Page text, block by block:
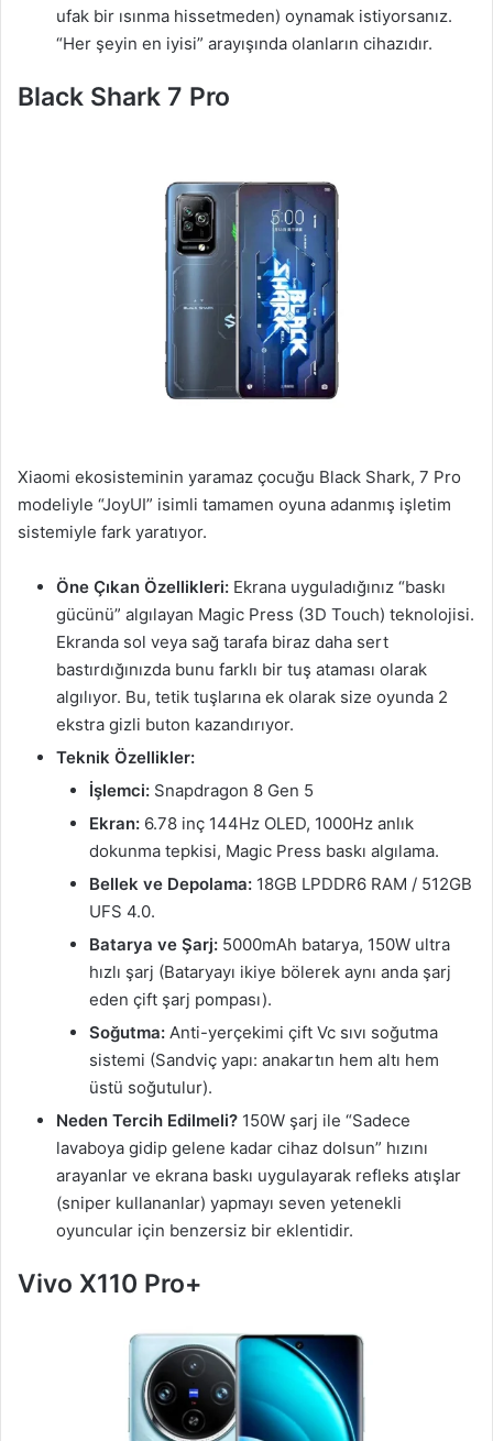
ufak bir ısınma hissetmeden) oynamak istiyorsanız.
“Her şeyin en iyisi” arayışında olanların cihazıdır.
Black Shark 7 Pro
Xiaomi ekosisteminin yaramaz çocuğu Black Shark, 7 Pro
modeliyle “JoyUI” isimli tamamen oyuna adanmış işletim
sistemiyle fark yaratıyor.
Öne Çıkan Özellikleri: Ekrana uyguladığınız “baskı
gücünü” algılayan Magic Press (3D Touch) teknolojisi.
Ekranda sol veya sağ tarafa biraz daha sert
bastırdığınızda bunu farklı bir tuş ataması olarak
algılıyor. Bu, tetik tuşlarına ek olarak size oyunda 2
ekstra gizli buton kazandırıyor.
Teknik Özellikler:
İşlemci: Snapdragon 8 Gen 5
Ekran: 6.78 inç 144Hz OLED, 1000Hz anlık
dokunma tepkisi, Magic Press baskı algılama.
Bellek ve Depolama: 18GB LPDDR6 RAM / 512GB
UFS 4.0.
Batarya ve Şarj: 5000mAh batarya, 150W ultra
hızlı şarj (Bataryayı ikiye bölerek aynı anda şarj
eden çift şarj pompası).
Soğutma: Anti-yerçekimi çift Vc sıvı soğutma
sistemi (Sandviç yapı: anakartın hem altı hem
üstü soğutulur).
Neden Tercih Edilmeli? 150W şarj ile “Sadece
lavaboya gidip gelene kadar cihaz dolsun” hızını
arayanlar ve ekrana baskı uygulayarak refleks atışlar
(sniper kullananlar) yapmayı seven yetenekli
oyuncular için benzersiz bir eklentidir.
Vivo X110 Pro+